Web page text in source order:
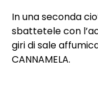
In una seconda
sbattetele con
giri di sale
CANNAMELA.